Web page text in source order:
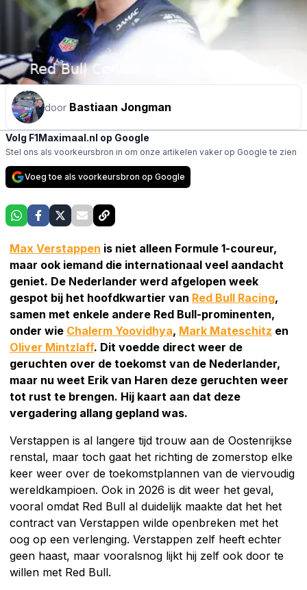
door Bastiaan Jongman
Volg F1Maximaal.nl op Google
Stel ons als voorkeursbron in om onze artikelen vaker op Google te zien
Voeg toe als voorkeursbron op Google
Max Verstappen is niet alleen Formule 1-coureur,
maar ook iemand die internationaal veel aandacht
geniet. De Nederlander werd afgelopen week
gespot bij het hoofdkwartier van Red Bull Racing,
samen met enkele andere Red Bull-prominenten,
onder wie Chalerm Yoovidhya, Mark Mateschitz en
Oliver Mintzlaff. Dit voedde direct weer de
geruchten over de toekomst van de Nederlander,
maar nu weet Erik van Haren deze geruchten weer
tot rust te brengen. Hij kaart aan dat deze
vergadering allang gepland was.
Verstappen is al langere tijd trouw aan de Oostenrijkse
renstal, maar toch gaat het richting de zomerstop elke
keer weer over de toekomstplannen van de viervoudig
wereldkampioen. Ook in 2026 is dit weer het geval,
vooral omdat Red Bull al duidelijk maakte dat het het
contract van Verstappen wilde openbreken met het
oog op een verlenging. Verstappen zelf heeft echter
geen haast, maar vooralsnog lijkt hij zelf ook door te
willen met Red Bull.